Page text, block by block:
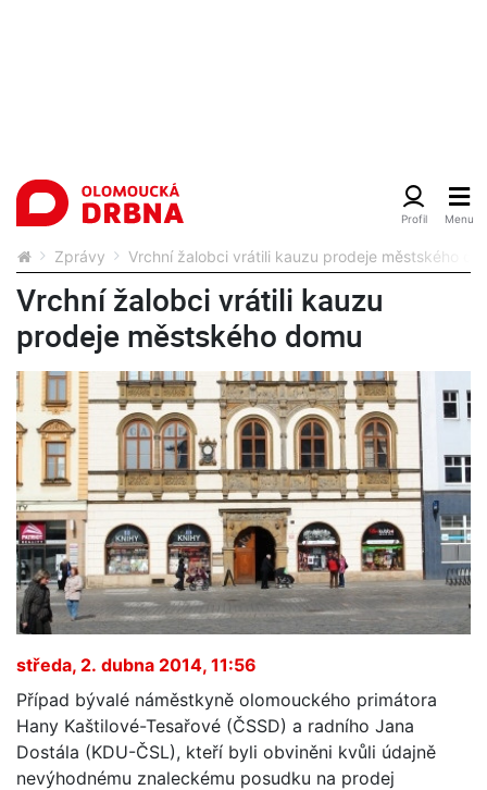
Zprávy Vrchní žalobci vrátili kauzu prodeje městského
Vrchní žalobci vrátili kauzu
prodeje městského domu
středa, 2. dubna 2014, 11:56
Případ bývalé náměstkyně olomouckého primátora
Hany Kaštilové-Tesařové (ČSSD) a radního Jana
Dostála (KDU-ČSL), kteří byli obviněni kvůli údajně
nevýhodnému znaleckému posudku na prodej